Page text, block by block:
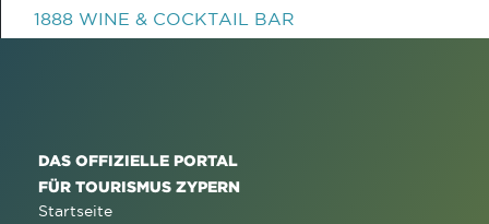
1888 WINE & COCKTAIL BAR
DAS OFFIZIELLE PORTAL
FÜR TOURISMUS ZYPERN
Startseite